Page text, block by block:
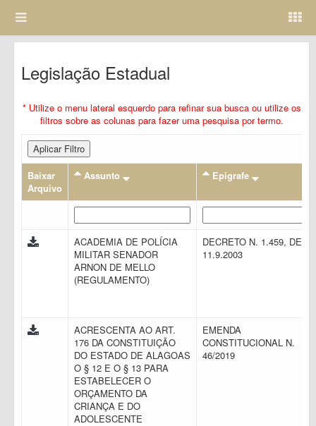
Legislação Estadual
* Utilize o menu lateral esquerdo para refinar sua busca ou utilize os
filtros sobre as colunas para fazer uma pesquisa por termo.
Aplicar Filtro
Baixar
Arquivo
Assunto Epigrafe
ACADEMIA DE POLÍCIA
MILITAR SENADOR
ARNON DE MELLO
(REGULAMENTO)
DECRETO N. 1.459, DE
11.9.2003
ACRESCENTA AO ART.
176 DA CONSTITUIÇÃO
DO ESTADO DE ALAGOAS
O § 12 E O § 13 PARA
ESTABELECER O
ORÇAMENTO DA
CRIANÇA E DO
ADOLESCENTE
EMENDA
CONSTITUCIONAL N.
46/2019